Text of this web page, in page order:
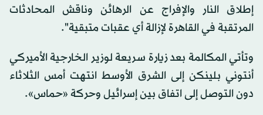
إطلاق النار والإفراج عن الرهائن وناقش المحادثات
المرتقبة في القاهرة لإزالة أي عقبات متبقية".
وتأتي المكالمة بعد زيارة سريعة لوزير الخارجية الأميركي
أنتوني بلينكن إلى الشرق الأوسط انتهت أمس الثلاثاء
دون التوصل إلى اتفاق بين إسرائيل وحركة «حماس».